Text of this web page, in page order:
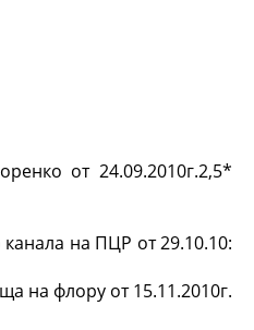
от 24.09.2010г.2,5*
на ПЦР от 29.10.10:
на флору от 15.11.2010г.